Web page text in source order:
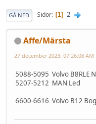
GÅ NED Sidor 1 2
Affe/Märsta
27 december 2023, 07:26:08 AM
5088-5095 Volvo B8RLE
5207-5212 MAN Led
6600-6616 Volvo B12